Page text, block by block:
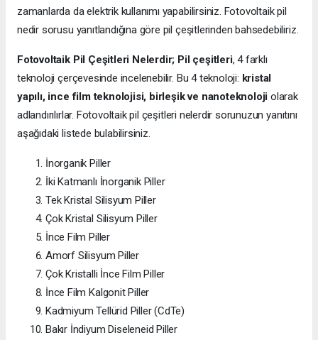
zamanlarda da elektrik kullanımı yapabilirsiniz. Fotovoltaik pil
nedir sorusu yanıtlandığına göre pil çeşitlerinden bahsedebiliriz.
Fotovoltaik Pil Çeşitleri Nelerdir; Pil çeşitleri, 4 farklı
teknoloji çerçevesinde incelenebilir. Bu 4 teknoloji: kristal
yapılı, ince film teknolojisi, birleşik ve nanoteknoloji olarak
adlandırılırlar. Fotovoltaik pil çeşitleri nelerdir sorunuzun yanıtını
aşağıdaki listede bulabilirsiniz.
İnorganik Piller
İki Katmanlı İnorganik Piller
Tek Kristal Silisyum Piller
Çok Kristal Silisyum Piller
İnce Film Piller
Amorf Silisyum Piller
Çok Kristalli İnce Film Piller
İnce Film Kalgonit Piller
Kadmiyum Tellürid Piller (CdTe)
Bakır İndiyum Diseleneid Piller